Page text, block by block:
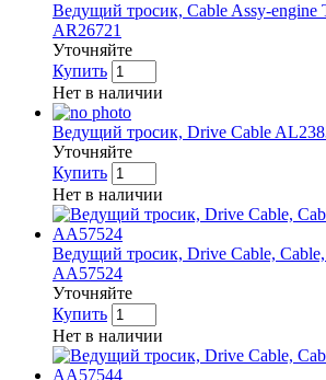
Ведущий тросик, Cable Assy-engine
AR26721
Уточняйте
Купить
Нет в наличии
Ведущий тросик, Drive Cable
Уточняйте
Купить
Нет в наличии
Ведущий тросик, Drive Cable,
AA57524
Уточняйте
Купить
Нет в наличии